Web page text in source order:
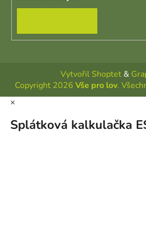
Vytvořil Shoptet &
Copyright 2026 Vše pro lov.
×
Splátková kalkulačka